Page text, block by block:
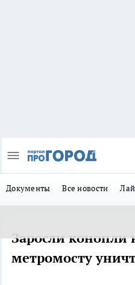
Документы Все новости
Заросли конопли
метромосту